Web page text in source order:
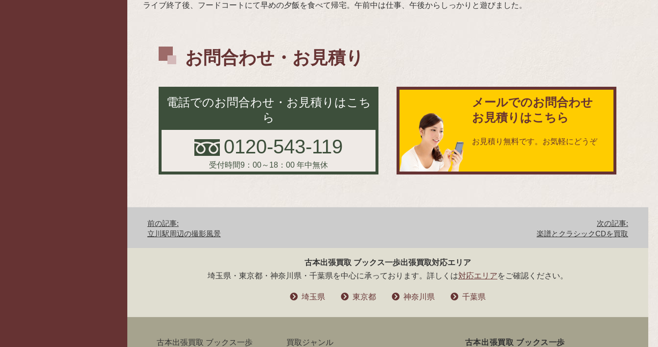
ライブ終了後、フードコートにて早めの夕飯を食べて帰宅。午前中は仕事、午後からしっかりと遊びました。
お問合わせ・お見積り
電話でのお問合わせ・お見積りはこち
ら
0120-543-119
受付時間9：00～18：00 年中無休
メールでのお問合わせ
お見積りはこちら
お見積り無料です。お気軽にどうぞ
前の記事:
前
立川駅周辺の撮影風景
次の記事:
記
事:
楽譜とクラシックCDを買取
古本出張買取 ブックス一歩出張買取対応エリア
埼玉県・東京都・神奈川県・千葉県を中心に承っております。詳しくは対応エリアをご確認ください。
埼玉県 東京都 神奈川県 千葉県
古本出張買取 ブックス一歩 買取ジャンル
古本出張買取 ブックス一歩